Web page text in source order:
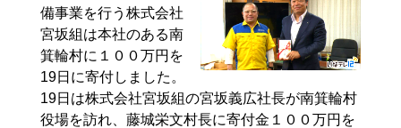
備事業を行う株式会社
宮坂組は本社のある南
箕輪村に１００万円を
19日に寄付しました。
19日は株式会社宮坂組の宮坂義広社長が南箕輪村
役場を訪れ、藤城栄文村長に寄付金１００万円を